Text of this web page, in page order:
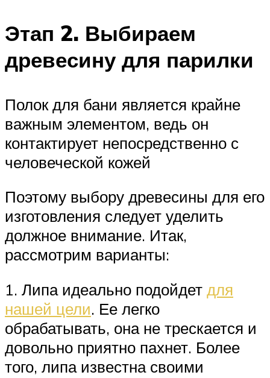
Этап 2. Выбираем
древесину для парилки
Полок для бани является крайне
важным элементом, ведь он
контактирует непосредственно с
человеческой кожей
Поэтому выбору древесины для его
изготовления следует уделить
должное внимание. Итак,
рассмотрим варианты:
1. Липа идеально подойдет для
нашей цели. Ее легко
обрабатывать, она не трескается и
довольно приятно пахнет. Более
того, липа известна своими